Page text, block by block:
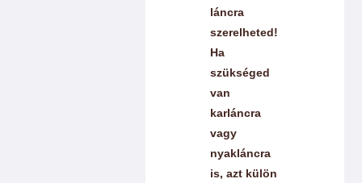
láncra
szerelheted!
Ha
szükséged
van
karláncra
vagy
nyakláncra
is, azt külön